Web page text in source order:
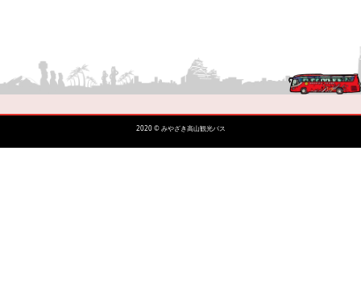
2020 © みやざき高山観光バス